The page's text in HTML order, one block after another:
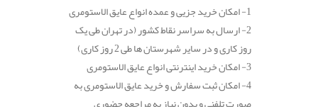
1- امکان خرید جزیی و عمده انواع عایق الاستومری
2- ارسال به سراسر نقاط کشور (در تهران طی یک
روز کاری و در سایر شهرستان ها طی 2 روز کاری)
3- امکان خرید اینترنتی انواع عایق الاستومری
4- امکان ثبت سفارش و خرید عایق الاستومری به